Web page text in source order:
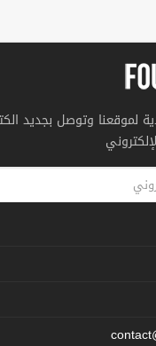
لموقعنا وتوصل بجديد